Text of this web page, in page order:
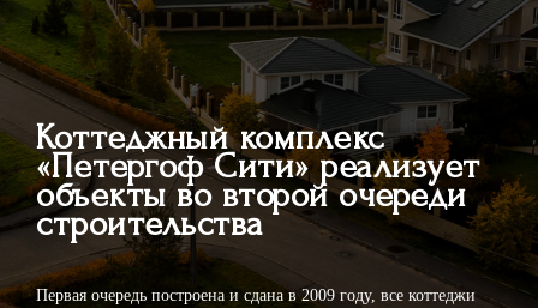
Коттеджный комплекс
«Петергоф Сити» реализует
объекты во второй очереди
строительства
Первая очередь построена и сдана в 2009 году, все коттеджи